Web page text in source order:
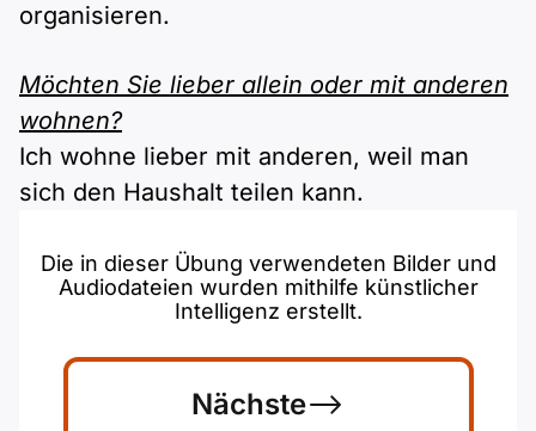
organisieren.
Möchten Sie lieber allein oder mit anderen
wohnen?
Ich wohne lieber mit anderen, weil man
sich den Haushalt teilen kann.
Nächste
Die in dieser Übung verwendeten Bilder und
Audiodateien wurden mithilfe künstlicher
Intelligenz erstellt.